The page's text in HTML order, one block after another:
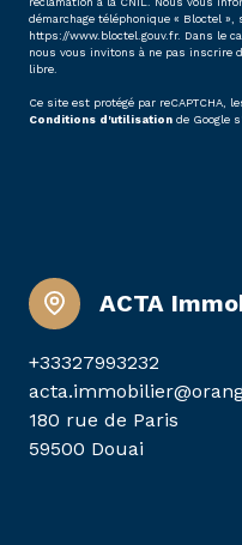
démarchage téléphonique « Bloctel
https://www.bloctel.gouv.fr. Dans le
nous vous invitons à ne pas inscrire
libre.
Ce site est protégé par reCAPTCHA,
Conditions d'utilisation de Google
ACTA
+33327993232
180 rue de Paris
59500 Douai